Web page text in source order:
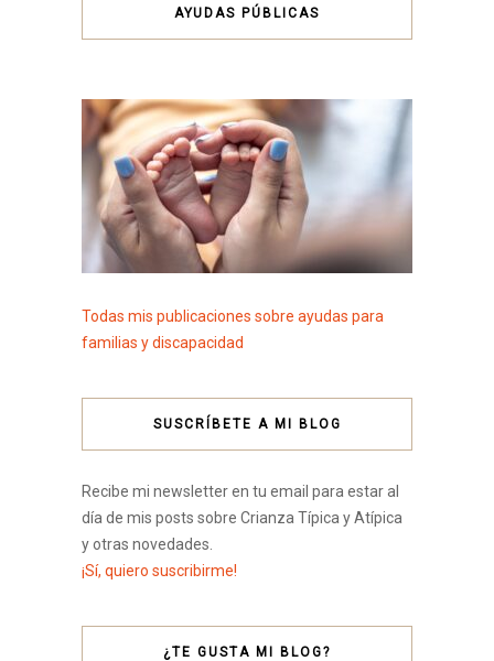
AYUDAS PÚBLICAS
Todas mis publicaciones sobre ayudas para
familias y discapacidad
SUSCRÍBETE A MI BLOG
Recibe mi newsletter en tu email para estar al
día de mis posts sobre Crianza Típica y Atípica
y otras novedades.
¡Sí, quiero suscribirme!
¿TE GUSTA MI BLOG?